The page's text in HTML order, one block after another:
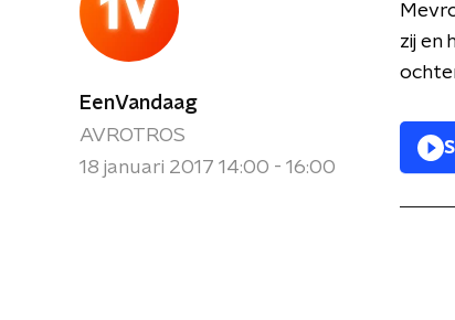
EenVandaag
AVROTROS
18 januari 2017 14:00 - 16:00
zij en